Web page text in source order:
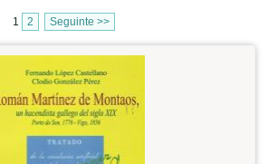
1 2 Seguinte >>